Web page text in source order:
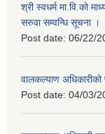
श्री स्वधर्म मा.वि.को
सरुवा सम्वन्धि सूचना ।
Post date: 06/22/
वालकल्याण अधिकारीको
Post date: 04/03/